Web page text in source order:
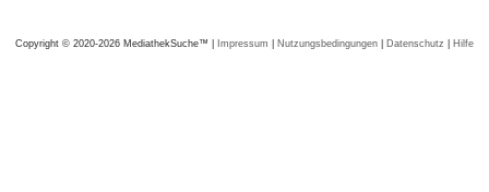
Copyright © 2020-2026 MediathekSuche™ | Impressum | Nutzungsbedingungen | Datenschutz | Hilfe